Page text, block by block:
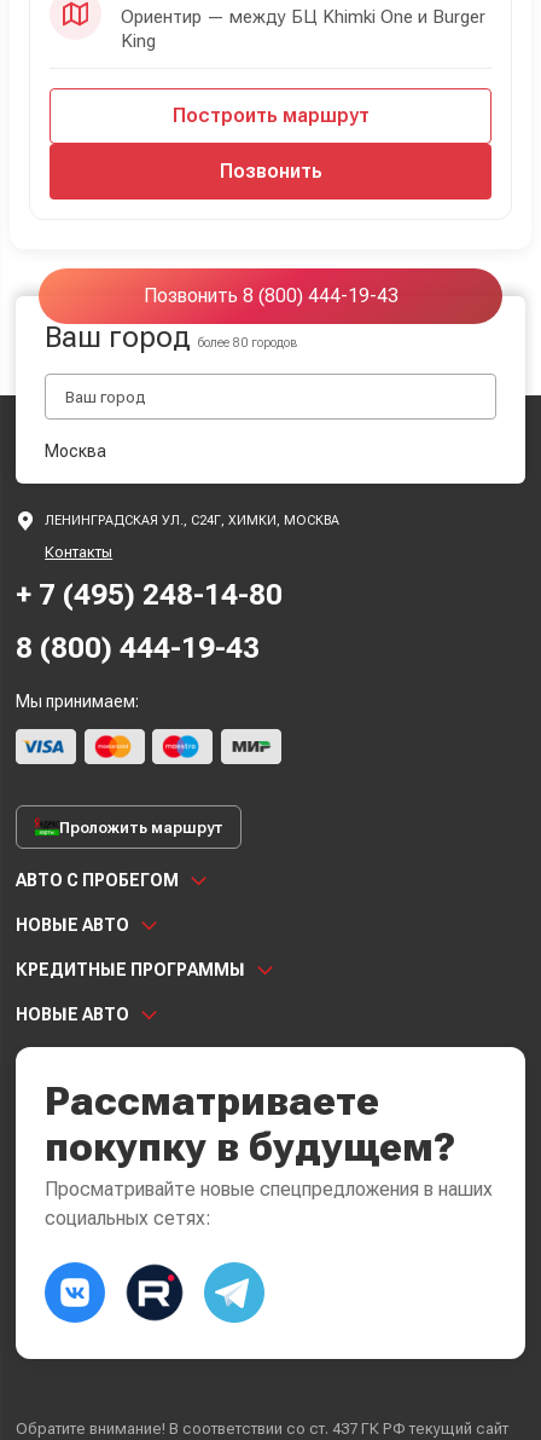
Ориентир — между БЦ Khimki One и Burger
King
Построить маршрут
Позвонить
Позвонить 8 (800) 444-19-43
Ваш городболее 80 городов
Москва
ЛЕНИНГРАДСКАЯ УЛ., С24Г, ХИМКИ, МОСКВА
Контакты
+ 7 (495) 248-14-80
8 (800) 444-19-43
Мы принимаем:
Проложить маршрут
АВТО С ПРОБЕГОМ
НОВЫЕ АВТО
КРЕДИТНЫЕ ПРОГРАММЫ
НОВЫЕ АВТО
Рассматриваете
покупку в будущем?
Просматривайте новые спецпредложения в наших
социальных сетях:
Обратите внимание! В соответствии со ст. 437 ГК РФ текущий сайт